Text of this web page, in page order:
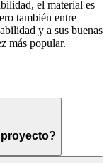
el material es
también entre
y a sus buenas
más popular.